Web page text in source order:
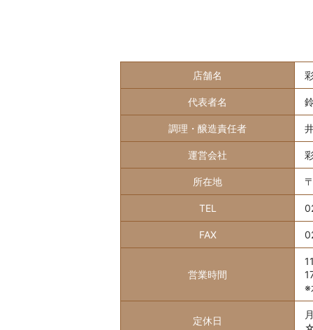
店舗名
代表者名
調理・醸造責任者
運営会社
所在地
TEL
FAX
営業時間
※
定休日